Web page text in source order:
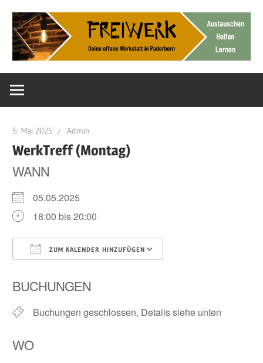
Inhalt
springen
FreiWerk
Paderborn
offene
5. Mai 2025 Admin
WerkTreff (Montag)
WANN
05.05.2025
18:00 bis 20:00
ZUM KALENDER HINZUFÜGEN
BUCHUNGEN
Buchungen geschlossen, Details siehe unten
WO